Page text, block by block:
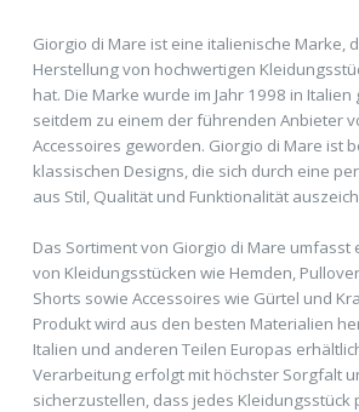
Giorgio di Mare ist eine italienische Marke,
Herstellung von hochwertigen
hat. Die Marke wurde im Jahr 1998 in
seitdem zu einem der führenden Anbieter
Accessoires geworden. Giorgio di Mare ist
klassischen Designs, die sich durch eine
aus Stil, Qualität und Funktionalität
Das Sortiment von Giorgio di Mare umfasst
von Kleidungsstücken wie Hemden,
Shorts sowie Accessoires wie Gürtel und
Produkt wird aus den besten Materialien
Italien und anderen Teilen Europas
Verarbeitung erfolgt mit höchster Sorgfalt
sicherzustellen, dass jedes Kleidungsstück